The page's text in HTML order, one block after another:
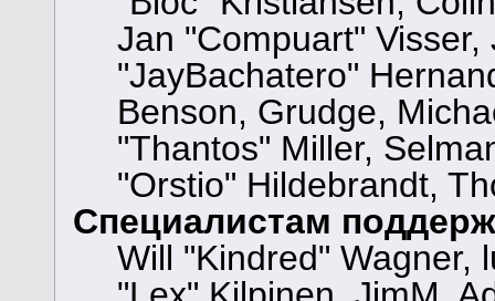
Jan "Compuart"
"JayBachatero"
Benson, Grudge,
"Thantos" Miller,
"Orstio" Hildebrandt,
Специалистам
Will "Kindred" Wagner,